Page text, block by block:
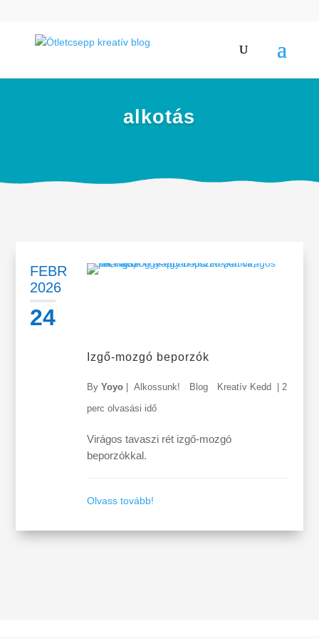
alkotás
FEBR
2026
24
Izgő-mozgó beporzók
ByYoyo | Alkossunk! Blog Kreatív Kedd | 2
perc olvasási idő
Virágos tavaszi rét izgő-mozgó
beporzókkal.
Olvass tovább!